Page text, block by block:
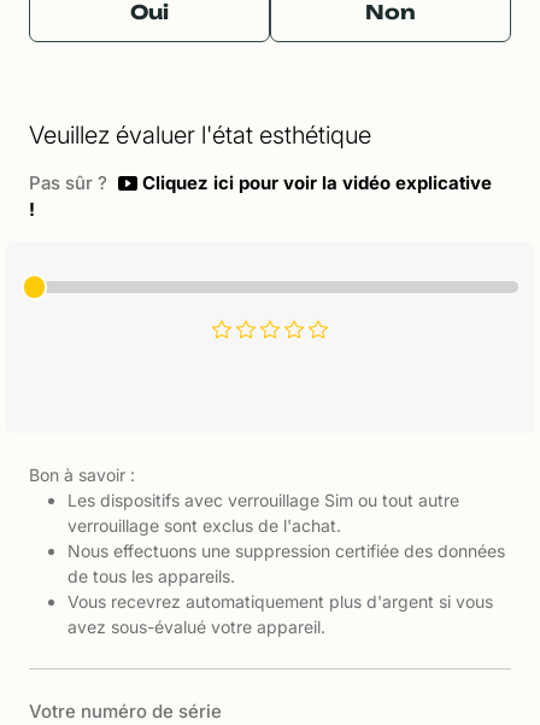
Oui Non
Veuillez évaluer l'état esthétique
Pas sûr ?
Cliquez ici pour voir la vidéo explicative
!
Bon à savoir :
Les dispositifs avec verrouillage Sim ou tout autre
verrouillage sont exclus de l'achat.
Nous effectuons une suppression certifiée des données
de tous les appareils.
Vous recevrez automatiquement plus d'argent si vous
avez sous-évalué votre appareil.
Votre numéro de série